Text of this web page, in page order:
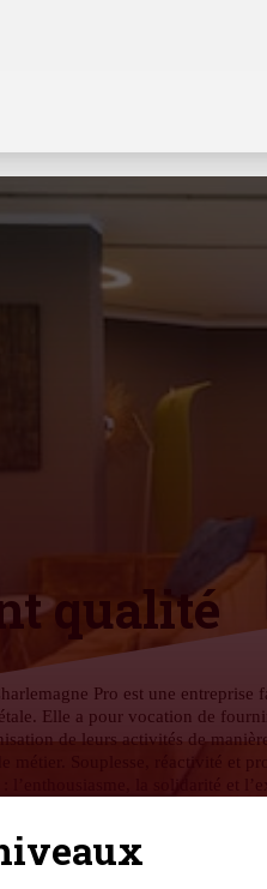
qualité
Pro est une entreprise
Elle a pour vocation de
de leurs activités de
métier. Souplesse, réactivité et
la solidarité et